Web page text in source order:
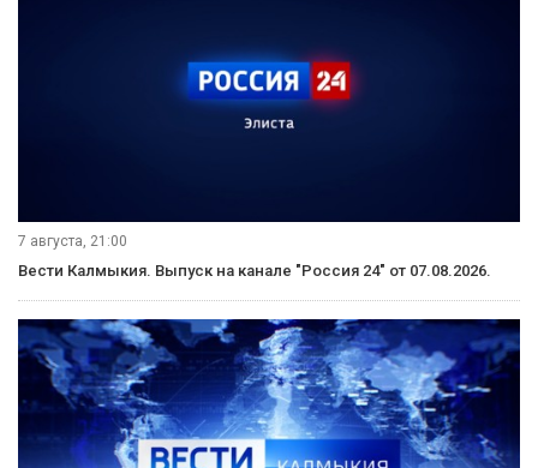
7 августа, 21:00
Вести Калмыкия. Выпуск на канале "Россия 24" от 07.08.2026.